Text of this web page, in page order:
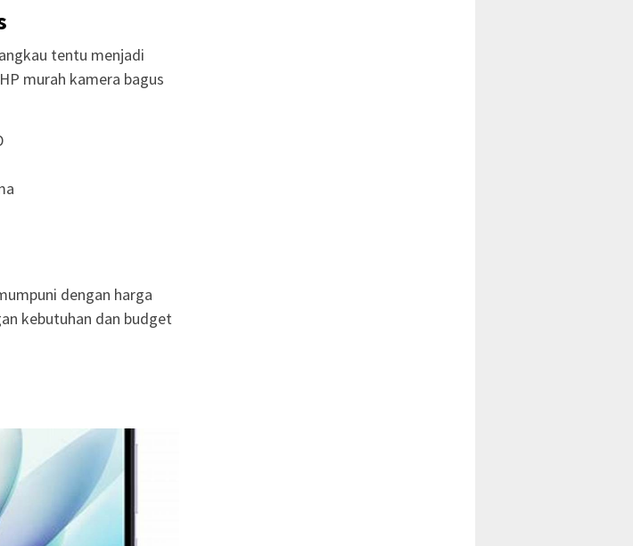
tentu menjadi
murah kamera bagus
dengan harga
kebutuhan dan budget